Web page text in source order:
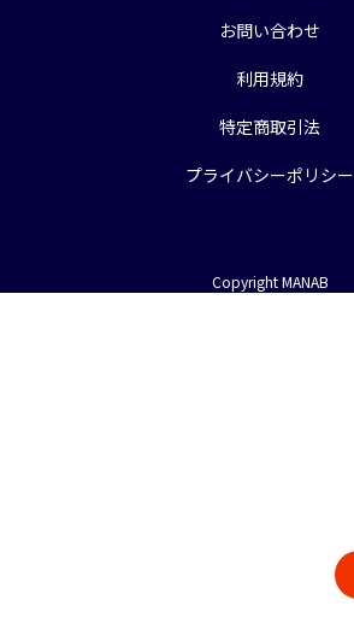
お問い合わせ
利用規約
特定商取引法
プライバシーポリシー
Copyright MANAB